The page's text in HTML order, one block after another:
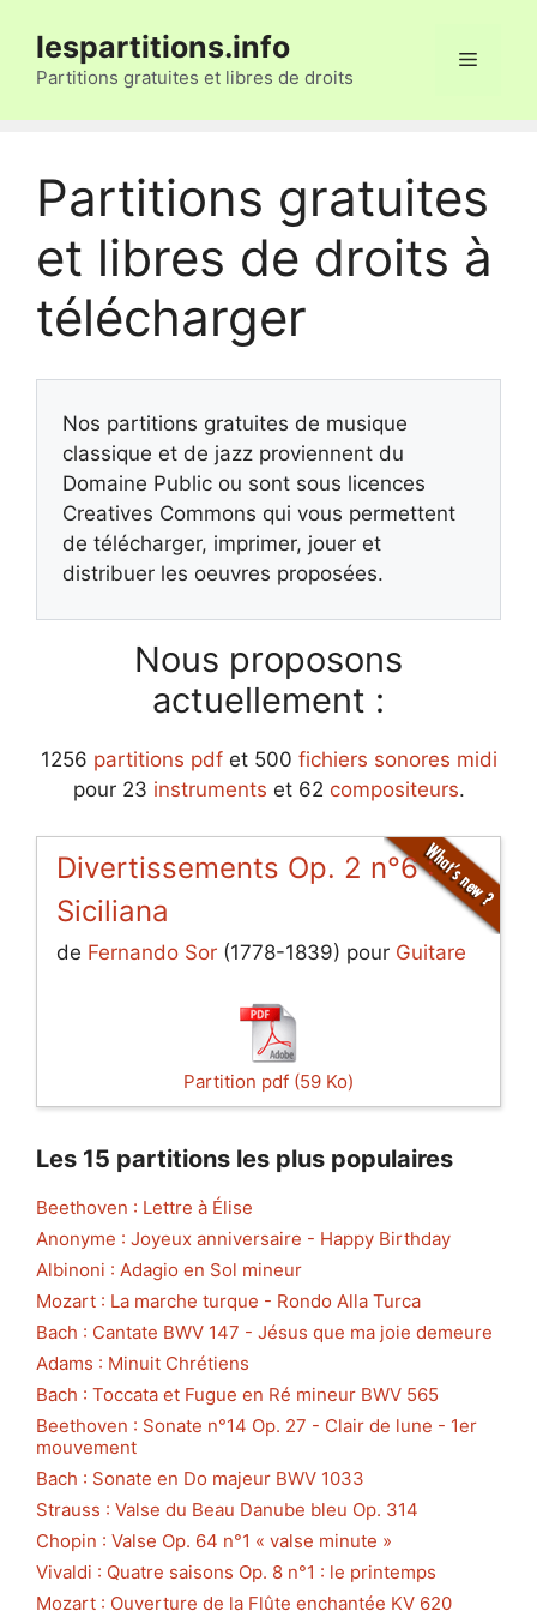
contenu
lespartitions.info
Partitions gratuites et libres de droits
Menu
Partitions gratuites
et libres de droits à
télécharger
Nos partitions gratuites de musique
classique et de jazz proviennent du
Domaine Public ou sont sous licences
Creatives Commons qui vous permettent
de télécharger, imprimer, jouer et
distribuer les oeuvres proposées.
Nous proposons
actuellement :
1256 partitions pdfet 500 fichiers sonores midi
pour 23 instruments et 62 compositeurs.
Divertissements Op. 2 n°6 :
Siciliana
de Fernando Sor (1778-1839) pour Guitare
Partition pdf (59 Ko)
Les 15 partitions les plus populaires
Beethoven : Lettre à Élise
Anonyme : Joyeux anniversaire - Happy Birthday
Albinoni : Adagio en Sol mineur
Mozart : La marche turque - Rondo Alla Turca
Bach : Cantate BWV 147 - Jésus que ma joie demeure
Adams : Minuit Chrétiens
Bach : Toccata et Fugue en Ré mineur BWV 565
Beethoven : Sonate n°14 Op. 27 - Clair de lune - 1er
mouvement
Bach : Sonate en Do majeur BWV 1033
Strauss : Valse du Beau Danube bleu Op. 314
Chopin : Valse Op. 64 n°1 « valse minute »
Vivaldi : Quatre saisons Op. 8 n°1 : le printemps
Mozart : Ouverture de la Flûte enchantée KV 620